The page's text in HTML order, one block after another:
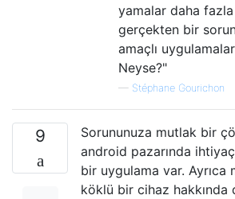
yamalar daha
gerçekten bir
amaçlı
Neyse?"
— Stéphane Gourichon
9
Sorununuza mutlak bir
android pazarında
bir uygulama var. Ayrıca
köklü bir cihaz hakkında